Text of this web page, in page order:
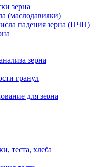
зерна
(маслодавилки)
падения зерна (ПЧП)
зерна
гранул
для зерна
теста, хлеба